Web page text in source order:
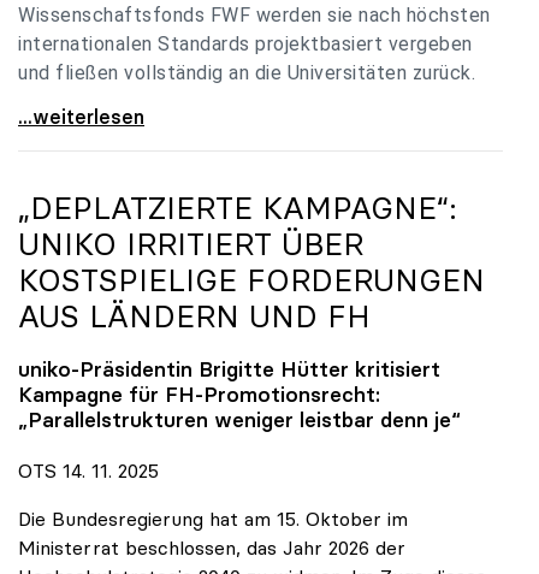
Wissenschaftsfonds FWF werden sie nach höchsten
internationalen Standards projektbasiert vergeben
und fließen vollständig an die Universitäten zurück.
Gemeinsam für einen starken Wissenschafts- und
...weiterlesen
„DEPLATZIERTE KAMPAGNE“:
UNIKO IRRITIERT ÜBER
KOSTSPIELIGE FORDERUNGEN
AUS LÄNDERN UND FH
uniko-Präsidentin Brigitte Hütter kritisiert
Kampagne für FH-Promotionsrecht:
„Parallelstrukturen weniger leistbar denn je“
OTS 14. 11. 2025
Die Bundesregierung hat am 15. Oktober im
Ministerrat beschlossen, das Jahr 2026 der